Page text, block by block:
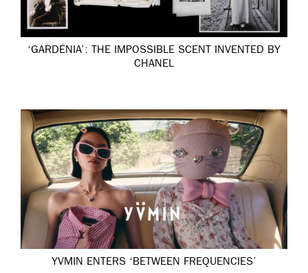
‘GARDÉNIA’: THE IMPOSSIBLE SCENT INVENTED BY
CHANEL
YVMIN ENTERS ‘BETWEEN FREQUENCIES’